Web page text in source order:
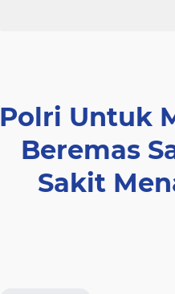
Polri Untuk
Beremas
Sakit